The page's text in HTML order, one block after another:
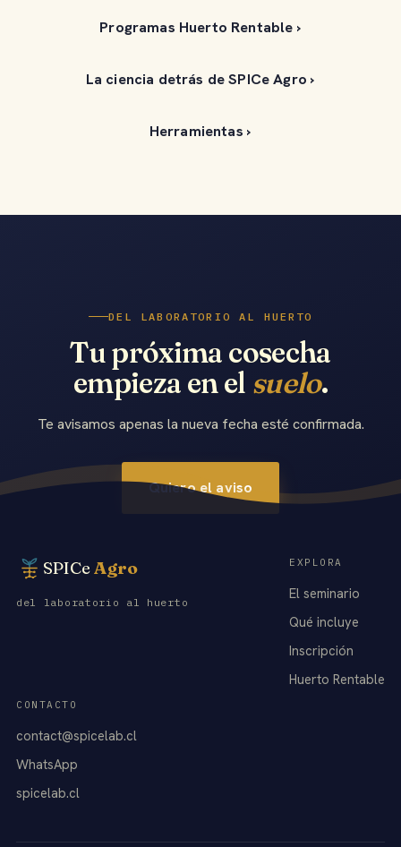
Programas Huerto Rentable ›
La ciencia detrás de SPICe Agro ›
Herramientas ›
DEL LABORATORIO AL HUERTO
Tu próxima cosecha
empieza en el suelo.
Te avisamos apenas la nueva fecha esté confirmada.
Quiero el aviso
SPICeAgro
del laboratorio al huerto
EXPLORA
El seminario
Qué incluye
Inscripción
Huerto Rentable
CONTACTO
contact@spicelab.cl
WhatsApp
spicelab.cl